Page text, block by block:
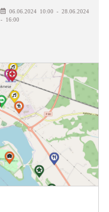
06.06.2024 10:00 - 28.06.2024
- 16:00